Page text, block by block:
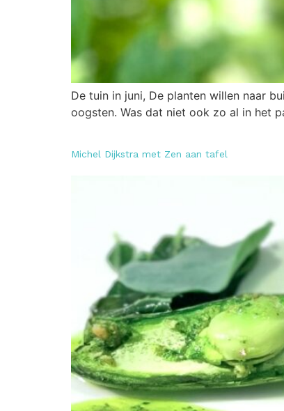
De tuin in juni, De planten willen naar
oogsten. Was dat niet ook zo al in het
Michel Dijkstra met Zen aan tafel